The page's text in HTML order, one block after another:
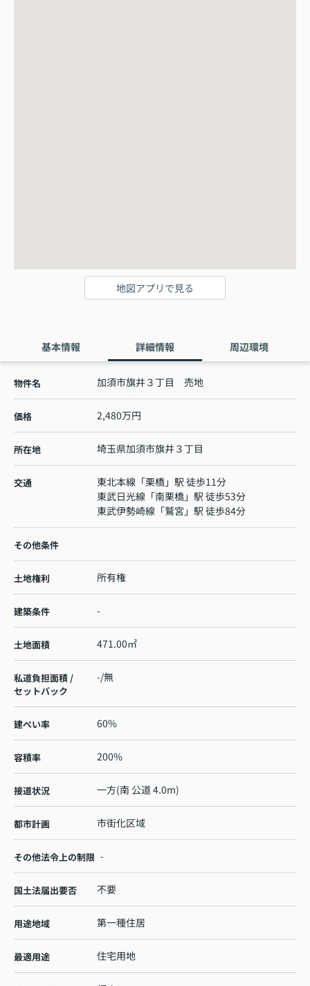
地図アプリで見る
基本情報 詳細情報 周辺環境
物件名 加須市旗井３丁目 売地
価格 2,480万円
所在地 埼玉県加須市旗井 ３丁目
交通 東北本線 「栗橋」駅 徒歩11分
東武日光線 「南栗橋」駅 徒歩53分
東武伊勢崎線 「鷲宮 」駅 徒歩84分
その他条件
土地権利 所有権
建築条件 -
土地面積 471.00㎡
私道負担面積 /
セットバック
-/無
建ぺい率 60%
容積率 200%
接道状況 一方(南 公道 4.0m)
都市計画 市街化区域
その他法令上の制限 -
国土法届出要否 不要
用途地域 第一種住居
最適用途 住宅用地